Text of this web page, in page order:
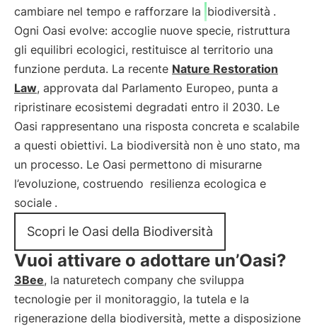
cambiare nel tempo e rafforzare la biodiversità .
Ogni Oasi evolve: accoglie nuove specie, ristruttura
gli equilibri ecologici, restituisce al territorio una
funzione perduta. La recente Nature Restoration
Law, approvata dal Parlamento Europeo, punta a
ripristinare ecosistemi degradati entro il 2030. Le
Oasi rappresentano una risposta concreta e scalabile
a questi obiettivi. La biodiversità non è uno stato, ma
un processo. Le Oasi permettono di misurarne
l’evoluzione, costruendo resilienza ecologica e
sociale .
Scopri le Oasi della Biodiversità
Vuoi attivare o adottare un’Oasi?
3Bee, la naturetech company che sviluppa
tecnologie per il monitoraggio, la tutela e la
rigenerazione della biodiversità, mette a disposizione